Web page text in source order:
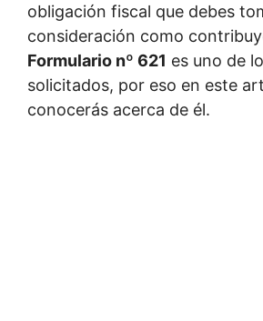
obligación fiscal que debes
consideración como
Formulario nº 621 es uno de
solicitados, por eso en este
conocerás acerca de él.